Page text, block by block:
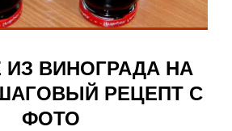
ИЗ ВИНОГРАДА НА
РЕЦЕПТ С
ФОТО